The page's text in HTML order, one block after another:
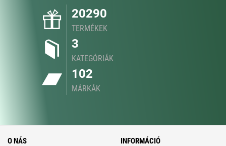
20290
TERMÉKEK
3
KATEGÓRIÁK
102
MÁRKÁK
O NÁS INFORMÁCIÓ